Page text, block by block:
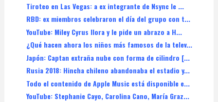
Tiroteo en Las Vegas: a ex integrante de Nsync le ...
RBD: ex miembros celebraron el día del grupo con t...
YouTube: Miley Cyrus llora y le pide un abrazo a H...
¿Qué hacen ahora los niños más famosos de la telev...
Japón: Captan extraña nube con forma de cilindro [...
Rusia 2018: Hincha chileno abandonaba el estadio y...
Todo el contenido de Apple Music está disponible e...
YouTube: Stephanie Cayo, Carolina Cano, María Graz...